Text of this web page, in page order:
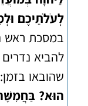
לְעֹלֹתֵיכֶם
במסכת ראש
להביא
שהובאו בזמן:
הוּא?